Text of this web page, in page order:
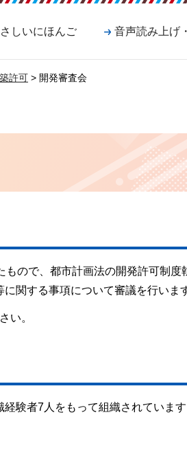
しいにほんご 音声読み上げ
許可 > 開発審査会
もので、都市計画法の開発許可制度
関する事項について審議を行いま
い。
験者7人をもって組織されていま